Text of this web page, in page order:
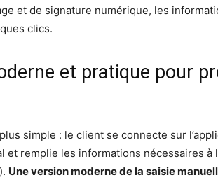
et de signature numérique, les
clics.
et pratique pour
simple : le client se connecte sur
et remplie les informations nécessaires à
Une version moderne de la saisie